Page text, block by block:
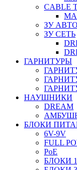
CABLE
ЗУ АВТО
ЗУ СЕТЬ
ГАРНИТУРЫ
НАУШНИКИ
DREAM
БЛОКИ
6V-9V
FULL
PoE
БЛОКИ